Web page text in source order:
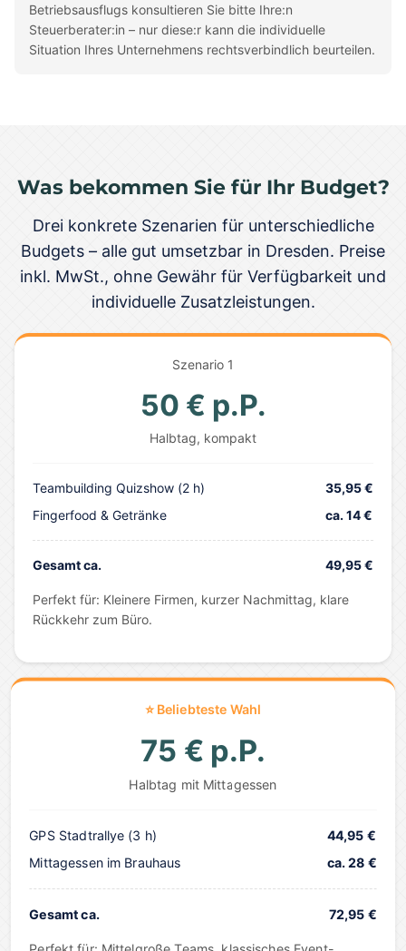
Betriebsausflugs konsultieren Sie bitte Ihre:n
Steuerberater:in – nur diese:r kann die individuelle
Situation Ihres Unternehmens rechtsverbindlich beurteilen.
Was bekommen Sie für Ihr Budget?
Drei konkrete Szenarien für unterschiedliche
Budgets – alle gut umsetzbar in Dresden. Preise
inkl. MwSt., ohne Gewähr für Verfügbarkeit und
individuelle Zusatzleistungen.
Szenario 1
50 € p.P.
Halbtag, kompakt
Teambuilding Quizshow (2 h)
35,95 €
Fingerfood & Getränke
ca. 14 €
Gesamt ca. 49,95 €
Perfekt für: Kleinere Firmen, kurzer Nachmittag, klare
Rückkehr zum Büro.
⭐ Beliebteste Wahl
75 € p.P.
Halbtag mit Mittagessen
GPS Stadtrallye (3 h)
44,95 €
Mittagessen im Brauhaus
ca. 28 €
Gesamt ca. 72,95 €